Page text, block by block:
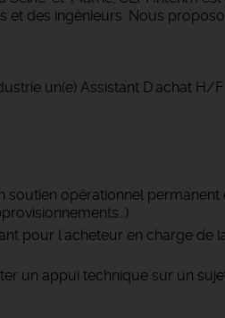
et des ingénieurs. Nous
un(e) Assistant D'achat H/F.
opérationnel permanent
pour l’acheteur en charge
un appui technique sur un